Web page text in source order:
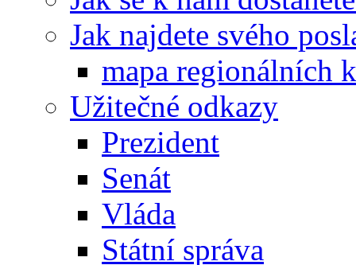
Jak najdete svého
mapa regionálních
Užitečné odkazy
Prezident
Senát
Vláda
Státní správa